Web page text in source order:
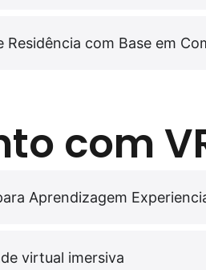
com Base em
com
Aprendizagem
virtual imersiva